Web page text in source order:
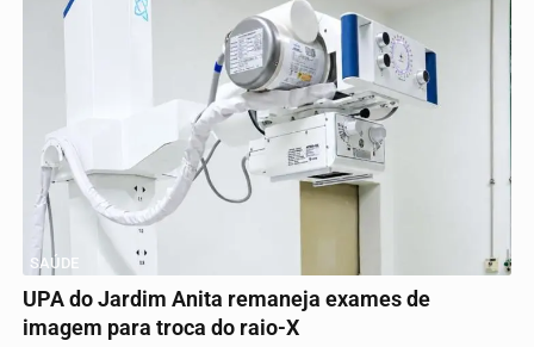
SAÚDE
UPA do Jardim Anita remaneja exames de
imagem para troca do raio-X